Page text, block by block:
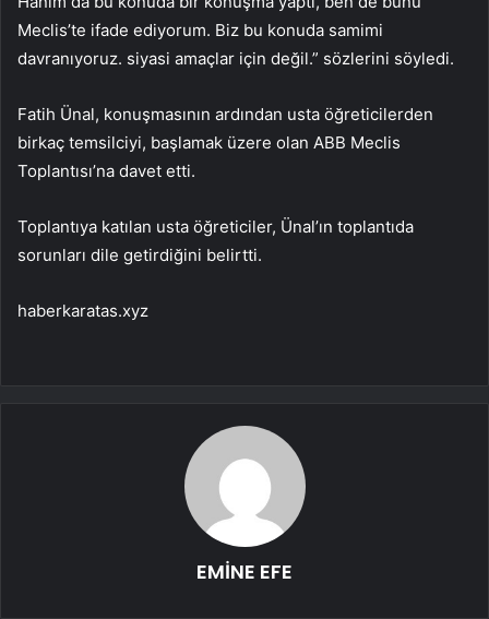
Meclis’te ifade ediyorum. Biz bu konuda samimi
davranıyoruz. siyasi amaçlar için değil.” sözlerini söyledi.
Fatih Ünal, konuşmasının ardından usta öğreticilerden
birkaç temsilciyi, başlamak üzere olan ABB Meclis
Toplantısı’na davet etti.
Toplantıya katılan usta öğreticiler, Ünal’ın toplantıda
sorunları dile getirdiğini belirtti.
haberkaratas.xyz
EMİNE EFE